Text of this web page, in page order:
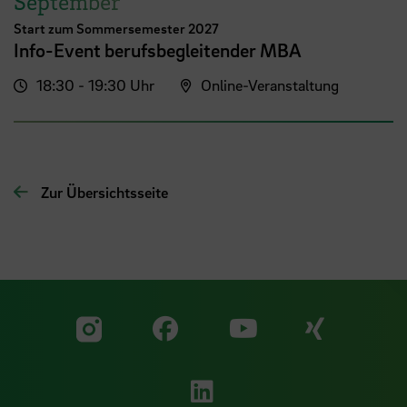
Start zum Sommersemester 2027
Info-Event berufsbegleitender MBA
18:30 - 19:30 Uhr Online-Veranstaltung
Zur Übersichtsseite
Zu unserer Facebook
Zu
Zu unserer